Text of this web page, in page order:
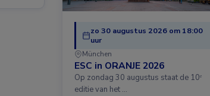
zo 30 augustus 2026 om 18:00
uur
München
ESC in ORANJE 2026
Op zondag 30 augustus staat de 10ᵉ
editie van het …